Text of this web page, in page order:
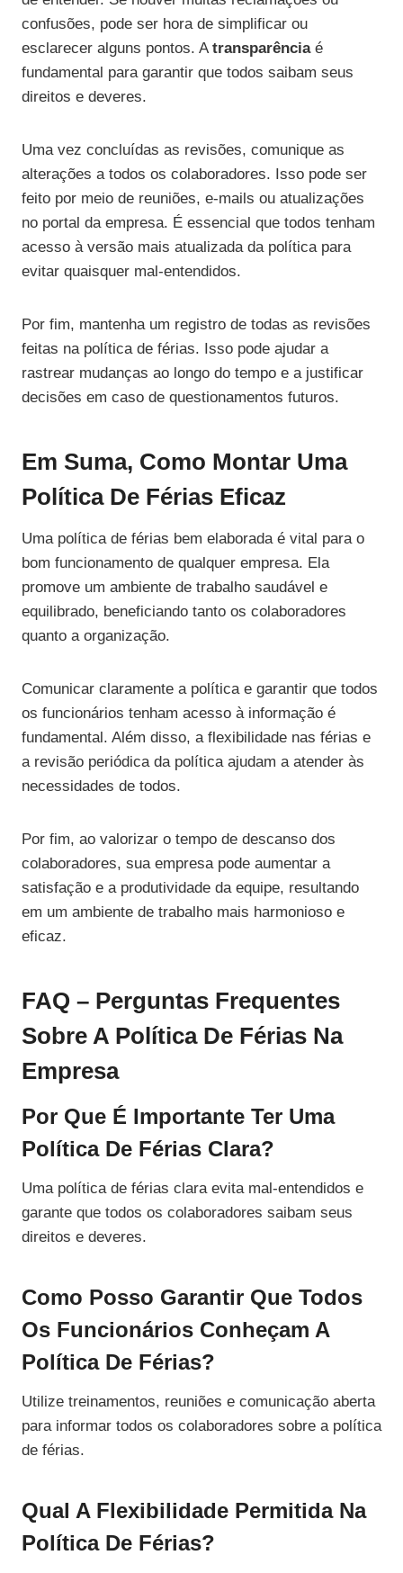
confusões, pode ser hora de simplificar ou
esclarecer alguns pontos. Atransparênciaé
fundamental para garantir que todos saibam seus
direitos e deveres.
Uma vez concluídas as revisões, comunique as
alterações a todos os colaboradores. Isso pode ser
feito por meio de reuniões, e-mails ou atualizações
no portal da empresa. É essencial que todos tenham
acesso à versão mais atualizada da política para
evitar quaisquer mal-entendidos.
Por fim, mantenha um registro de todas as revisões
feitas na política de férias. Isso pode ajudar a
rastrear mudanças ao longo do tempo e a justificar
decisões em caso de questionamentos futuros.
Em Suma, Como Montar Uma
Política De Férias Eficaz
Uma política de férias bem elaborada é vital para o
bom funcionamento de qualquer empresa. Ela
promove um ambiente de trabalho saudável e
equilibrado, beneficiando tanto os colaboradores
quanto a organização.
Comunicar claramente a política e garantir que todos
os funcionários tenham acesso à informação é
fundamental. Além disso, a flexibilidade nas férias e
a revisão periódica da política ajudam a atender às
necessidades de todos.
Por fim, ao valorizar o tempo de descanso dos
colaboradores, sua empresa pode aumentar a
satisfação e a produtividade da equipe, resultando
em um ambiente de trabalho mais harmonioso e
eficaz.
FAQ – Perguntas Frequentes
Sobre A Política De Férias Na
Empresa
Por Que É Importante Ter Uma
Política De Férias Clara?
Uma política de férias clara evita mal-entendidos e
garante que todos os colaboradores saibam seus
direitos e deveres.
Como Posso Garantir Que Todos
Os Funcionários Conheçam A
Política De Férias?
Utilize treinamentos, reuniões e comunicação aberta
para informar todos os colaboradores sobre a política
de férias.
Qual A Flexibilidade Permitida Na
Política De Férias?